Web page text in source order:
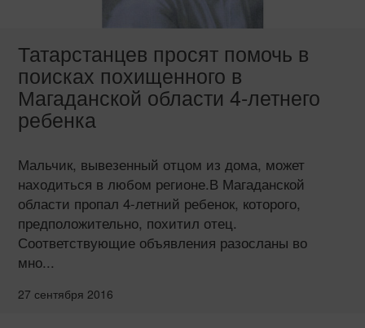
Татарстанцев просят помочь в
поисках похищенного в
Магаданской области 4-летнего
ребенка
Мальчик, вывезенный отцом из дома, может
находиться в любом регионе.В Магаданской
области пропал 4-летний ребенок, которого,
предположительно, похитил отец.
Соответствующие объявления разосланы во
мно...
27 сентября 2016